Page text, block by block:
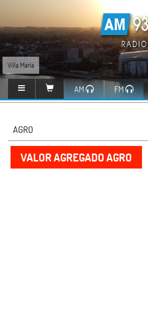
Villa María
AM FM
AGRO
VALOR AGREGADO AGRO